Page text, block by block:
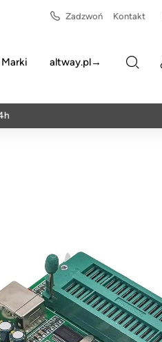
Zadzwoń Kontakt
Marki altway.pl→